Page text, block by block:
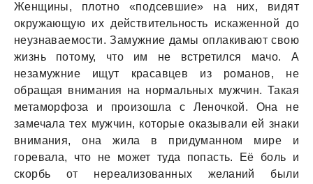
Женщины, плотно «подсевшие» на них, видят
окружающую их действительность искаженной до
неузнаваемости. Замужние дамы оплакивают свою
жизнь потому, что им не встретился мачо. А
незамужние ищут красавцев из романов, не
обращая внимания на нормальных мужчин. Такая
метаморфоза и произошла с Леночкой. Она не
замечала тех мужчин, которые оказывали ей знаки
внимания, она жила в придуманном мире и
горевала, что не может туда попасть. Её боль и
скорбь от нереализованных желаний были